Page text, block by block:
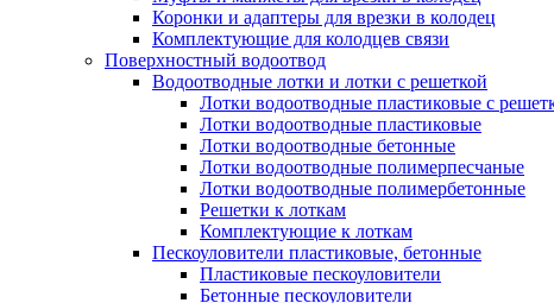
Коронки и адаптеры для врезки в колодец
Комплектующие для колодцев связи
Поверхностный водоотвод
Водоотводные лотки и лотки с решеткой
Лотки водоотводные пластиковые с
Лотки водоотводные пластиковые
Лотки водоотводные бетонные
Лотки водоотводные полимерпесчаные
Лотки водоотводные полимербетонные
Решетки к лоткам
Комплектующие к лоткам
Пескоуловители пластиковые, бетонные
Пластиковые пескоуловители
Бетонные пескоуловители